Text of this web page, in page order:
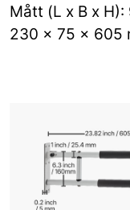
Mått (L x B x
230 x 75 x 605